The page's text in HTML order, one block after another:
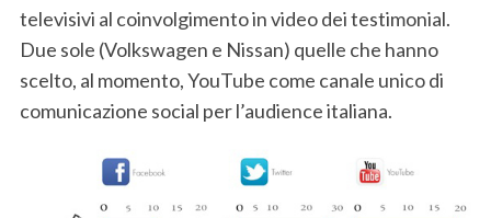
televisivi al coinvolgimento in video dei testimonial.
Due sole (Volkswagen e Nissan) quelle che hanno
scelto, al momento, YouTube come canale unico di
comunicazione social per l’audience italiana.